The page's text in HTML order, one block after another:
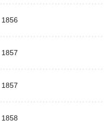
1856
1857
1857
1858